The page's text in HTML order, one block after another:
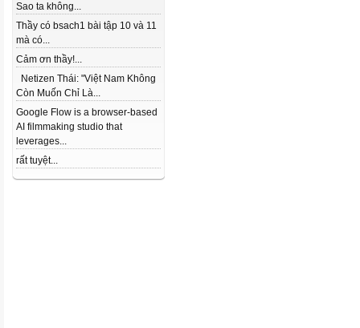
Sao ta không...
Thầy có bsach1 bài tập 10 và 11
mà có...
Cảm ơn thầy!...
Netizen Thái: "Việt Nam Không
Còn Muốn Chỉ Là...
Google Flow is a browser-based
AI filmmaking studio that
leverages...
rất tuyệt...